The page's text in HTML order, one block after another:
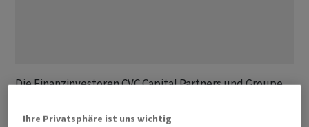
Die Finanzinvestoren CVC Capital Partners und Groupe
Pharmakonzern Recordati für 10,7 Milliarden
Ihre Privatsphäre ist uns wichtig